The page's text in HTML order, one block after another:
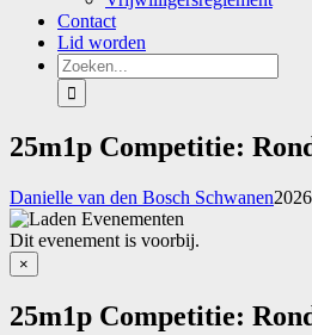
Contact
Lid worden
Zoeken
naar:
25m1p Competitie:
Danielle van den Bosch Schwanen
Dit evenement is voorbij.
×
25m1p Competitie: